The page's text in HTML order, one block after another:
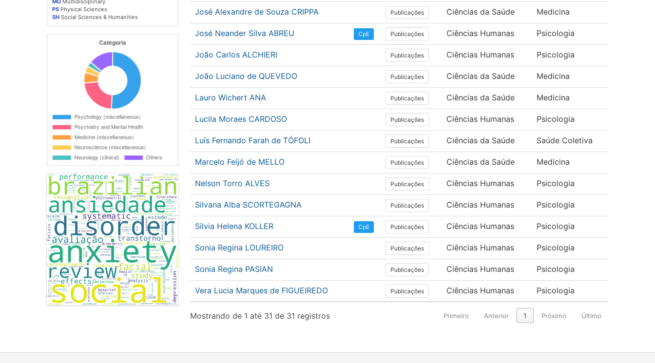
MU Multidisciplinary
PS Physical Sciences
SH Social Sciences & Humanities
José Alexandre de Souza CRIPPA Publicações Ciências da Saúde Medicina
José Neander Silva ABREU CpE Publicações Ciências Humanas Psicologia
João Carlos ALCHIERI Publicações Ciências Humanas Psicologia
João Luciano de QUEVEDO Publicações Ciências da Saúde Medicina
Lauro Wichert ANA Publicações Ciências da Saúde Medicina
Lucila Moraes CARDOSO Publicações Ciências Humanas Psicologia
Luís Fernando Farah de TÓFOLI Publicações Ciências da Saúde Saúde Coletiva
Marcelo Feijó de MELLO Publicações Ciências da Saúde Medicina
Nelson Torro ALVES Publicações Ciências Humanas Psicologia
Silvana Alba SCORTEGAGNA Publicações Ciências Humanas Psicologia
Silvia Helena KOLLER CpE Publicações Ciências Humanas Psicologia
Sonia Regina LOUREIRO Publicações Ciências Humanas Psicologia
Sonia Regina PASIAN Publicações Ciências Humanas Psicologia
Vera Lucia Marques de FIGUEIREDO Publicações Ciências Humanas Psicologia
Mostrando de 1 até 31 de 31 registros Primeiro Anterior 1 Próximo Último